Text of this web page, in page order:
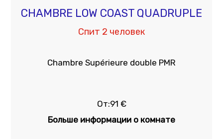
CHAMBRE LOW COAST QUADRUPLE
Спит 2 человек
Chambre Supérieure double PMR
От:91 €
Больше информации о комнате